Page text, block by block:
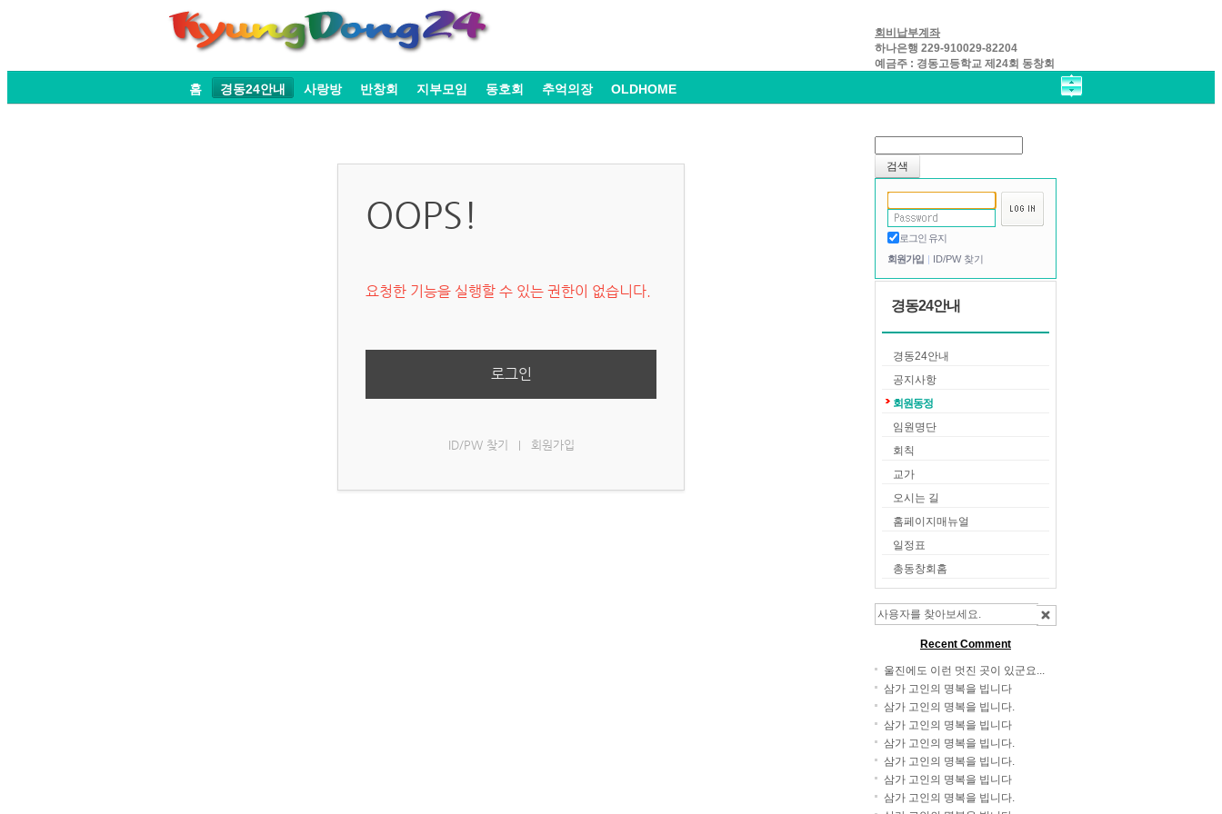
회비납부계좌
하나은행 229-910029-82204
예금주 : 경동고등학교 제24회 동창회
홈 경동24안내 사랑방 반창회 지부모임 동호회 추억의장 OLDHOME
로그인 유지
회원가입
ID/PW 찾기
경동24안내
경동24안내
공지사항
회원동정
임원명단
회칙
교가
오시는 길
홈페이지매뉴얼
일정표
총동창회홈
Recent Comment
울진에도 이런 멋진 곳이 있군요...
삼가 고인의 명복을 빕니다
삼가 고인의 명복을 빕니다.
삼가 고인의 명복을 빕니다
삼가 고인의 명복을 빕니다.
삼가 고인의 명복을 빕니다.
삼가 고인의 명복을 빕니다
삼가 고인의 명복을 빕니다.
OOPS!
요청한 기능을 실행할 수 있는 권한이 없습니다.
로그인
ID/PW 찾기 회원가입